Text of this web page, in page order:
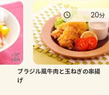
ブラジル風牛肉と玉ねぎの串揚
げ
20分